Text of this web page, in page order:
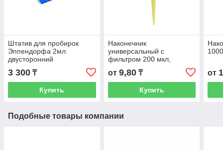
Штатив для пробирок
Эппендорфа 2мл
двусторонний
3 300 ₸
Купить
Наконечник
универсальный с
фильтром 200 мкл,
от 9,80₸
Купить
от
Подобные товары компании